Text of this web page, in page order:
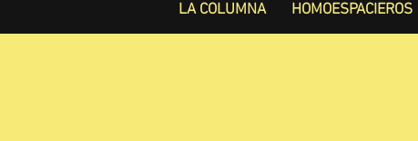
LA COLUMNA HOMOESPACIEROS